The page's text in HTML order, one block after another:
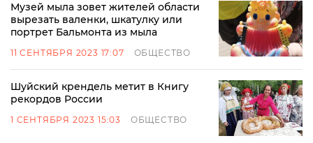
Музей мыла зовет жителей области
вырезать валенки, шкатулку или
портрет Бальмонта из мыла
11 СЕНТЯБРЯ 2023 17:07 ОБЩЕСТВО
Шуйский крендель метит в Книгу
рекордов России
1 СЕНТЯБРЯ 2023 15:03 ОБЩЕСТВО